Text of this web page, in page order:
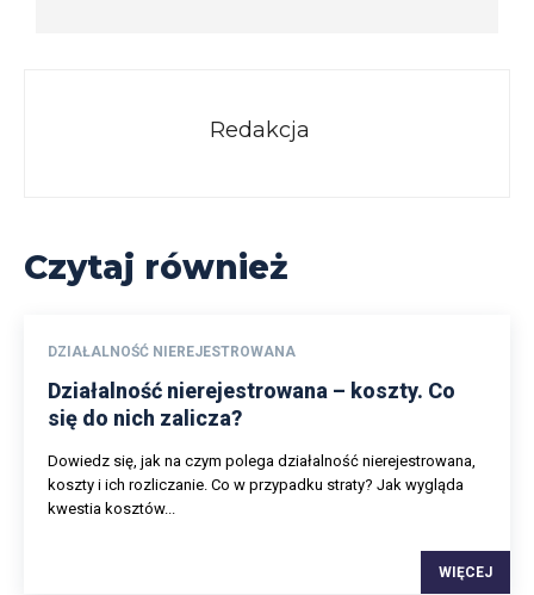
Redakcja
Czytaj również
DZIAŁALNOŚĆ NIEREJESTROWANA
Działalność nierejestrowana – koszty. Co
się do nich zalicza?
Dowiedz się, jak na czym polega działalność nierejestrowana,
koszty i ich rozliczanie. Co w przypadku straty? Jak wygląda
kwestia kosztów...
WIĘCEJ